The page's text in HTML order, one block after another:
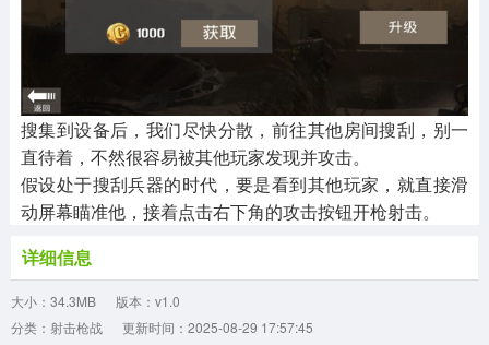
搜集到设备后，我们尽快分散，前往其他房间搜刮，别一
直待着，不然很容易被其他玩家发现并攻击。
假设处于搜刮兵器的时代，要是看到其他玩家，就直接滑
动屏幕瞄准他，接着点击右下角的攻击按钮开枪射击。
详细信息
大小：34.3MB
版本：v1.0
分类：射击枪战
更新时间：2025-08-29 17:57:45